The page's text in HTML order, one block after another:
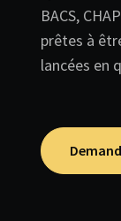
BACS,
prêtes à
lancées en